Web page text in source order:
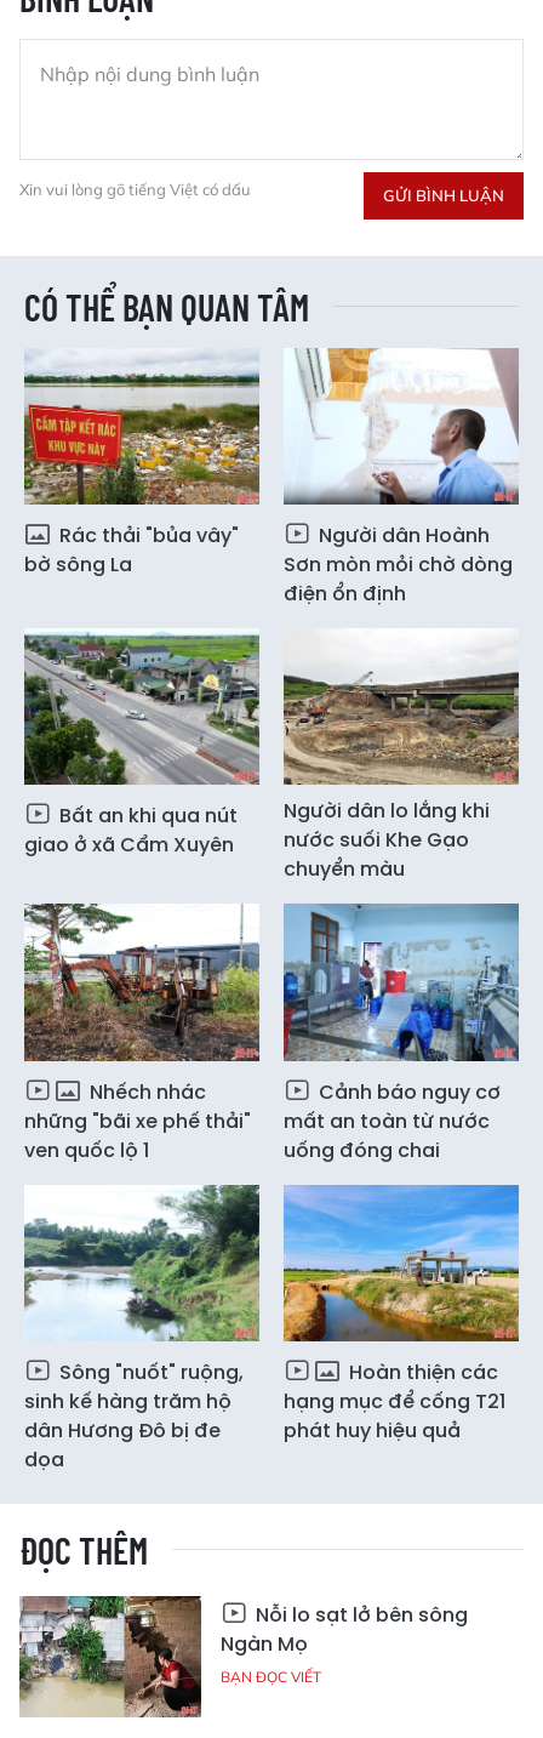
Xin vui lòng gõ tiếng Việt có dấu GỬI BÌNH LUẬN
CÓ THỂ BẠN QUAN TÂM
Rác thải "bủa vây"
bờ sông La
Người dân Hoành
Sơn mòn mỏi chờ dòng
điện ổn định
Bất an khi qua nút
giao ở xã Cẩm Xuyên
Người dân lo lắng khi
nước suối Khe Gạo
chuyển màu
Nhếch nhác
những "bãi xe phế thải"
ven quốc lộ 1
Cảnh báo nguy cơ
mất an toàn từ nước
uống đóng chai
Sông "nuốt" ruộng,
sinh kế hàng trăm hộ
dân Hương Đô bị đe
dọa
Hoàn thiện các
hạng mục để cống T21
phát huy hiệu quả
ĐỌC THÊM
Nỗi lo sạt lở bên sông
Ngàn Mọ
BẠN ĐỌC VIẾT